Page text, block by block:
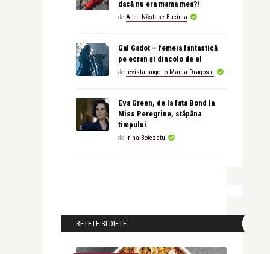
dacă nu era mama mea?!
de Alice Năstase Buciuta
Gal Gadot – femeia fantastică
pe ecran și dincolo de el
de revistatango.ro Marea Dragoste
Eva Green, de la fata Bond la
Miss Peregrine, stăpâna
timpului
de Irina Botezatu
RETETE SI DIETE